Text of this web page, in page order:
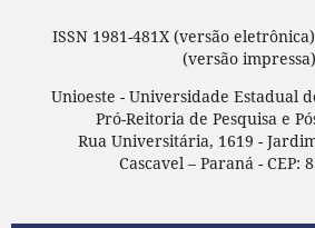
ISSN 1981-481X (versão
(versão impressa)
Unioeste - Universidade Estadual
Pró-Reitoria de Pesquisa e
Rua Universitária, 1619 -
Cascavel – Paraná - CEP: